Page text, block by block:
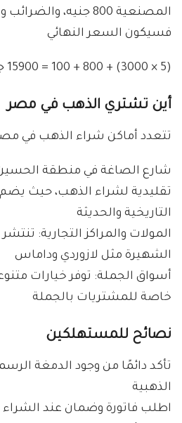
فسيكون السعر النهائي
(5 × 3000) + 800 + 100 = 15900 جنيه مصري
أين تشتري الذهب في مصر
تتعدد أماكن شراء الذهب في
شارع الصاغة في منطقة
تقليدية لشراء الذهب، حيث
التاريخية والحديثة
المولات والمراكز التجارية:
الشهيرة مثل لازوردي وداماس
أسواق الجملة: توفر خيارات
خاصة للمشتريات بالجملة
نصائح للمستهلكين
تأكد دائمًا من وجود الدمغة
الذهبية
اطلب فاتورة وضمان عند الشراء